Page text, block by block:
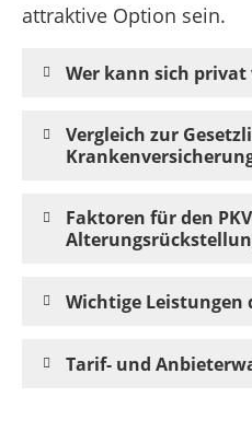
attraktive Option sein.
Wer kann sich privat
Vergleich zur
Faktoren für den
Wichtige Leistungen
Tarif- und